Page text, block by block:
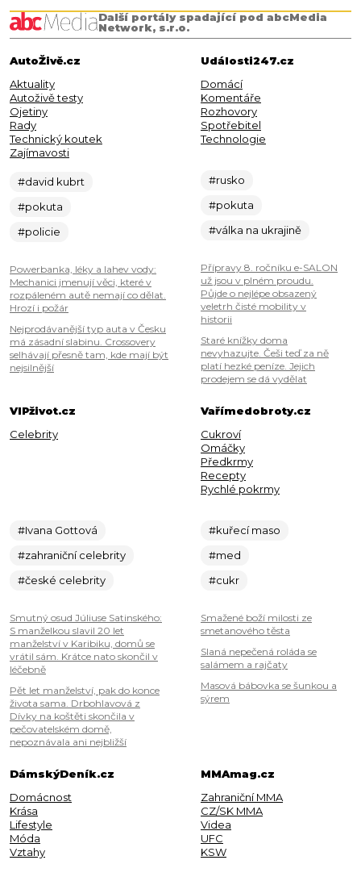
Další portály spadající pod abcMedia
Network, s.r.o.
AutoŽivě.cz
Aktuality
Autoživě testy
Ojetiny
Rady
Technický koutek
Zajímavosti
#david kubrt
#pokuta
#policie
Powerbanka, léky a lahev vody:
Mechanici jmenují věci, které v
rozpáleném autě nemají co dělat.
Hrozí i požár
Nejprodávanější typ auta v Česku
má zásadní slabinu. Crossovery
selhávají přesně tam, kde mají být
nejsilnější
Události247.cz
Domácí
Komentáře
Rozhovory
Spotřebitel
Technologie
#rusko
#pokuta
#válka na ukrajině
Přípravy 8. ročníku e-SALON
už jsou v plném proudu.
Půjde o nejlépe obsazený
veletrh čisté mobility v
historii
Staré knížky doma
nevyhazujte. Češi teď za ně
platí hezké peníze. Jejich
prodejem se dá vydělat
VIPživot.cz
Celebrity
#Ivana Gottová
#zahraniční celebrity
#české celebrity
Smutný osud Júliuse Satinského:
S manželkou slavil 20 let
manželství v Karibiku, domů se
vrátil sám. Krátce nato skončil v
léčebně
Pět let manželství, pak do konce
života sama. Drbohlavová z
Dívky na koštěti skončila v
pečovatelském domě,
nepoznávala ani nejbližší
Vařímedobroty.cz
Cukroví
Omáčky
Předkrmy
Recepty
Rychlé pokrmy
#kuřecí maso
#med
#cukr
Smažené boží milosti ze
smetanového těsta
Slaná nepečená roláda se
salámem a rajčaty
Masová bábovka se šunkou a
sýrem
DámskýDeník.cz
Domácnost
Krása
Lifestyle
Móda
Vztahy
MMAmag.cz
Zahraniční MMA
CZ/SK MMA
Videa
UFC
KSW